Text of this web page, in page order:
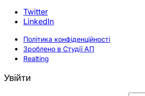
Twitter
LinkedIn
Політика конфіденційності
Зроблено в Студії АП
Realting
Увійти